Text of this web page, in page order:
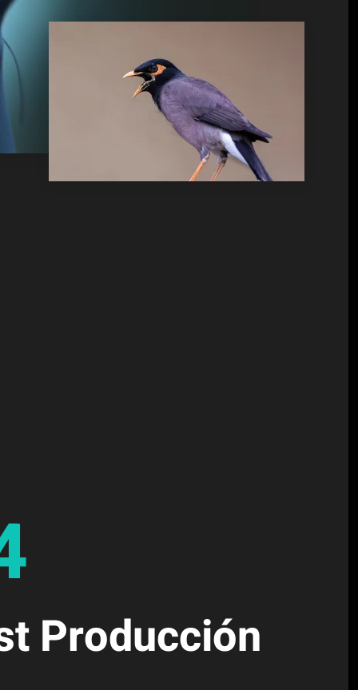
Producción